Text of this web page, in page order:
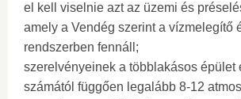
el kell viselnie azt az üzemi és
amely a Vendég szerint a vízmelegítő
rendszerben fennáll;
szerelvényeinek a többlakásos épület
számától függően legalább 8-12